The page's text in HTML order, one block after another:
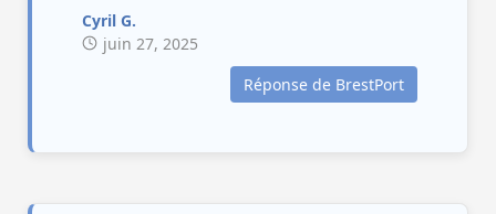
Cyril G.
juin 27, 2025
Réponse de BrestPort